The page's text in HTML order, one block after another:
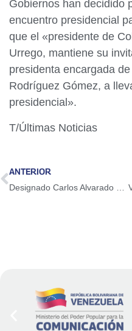
Gobiernos han decidido
encuentro presidencial
que el «presidente de
Urrego, mantiene su
presidenta encargada
Rodríguez Gómez, a
presidencial».
T/Últimas Noticias
ANTERIOR
Designado Carlos Alvarado como nuevo ministro del Poder Popular para la Salud